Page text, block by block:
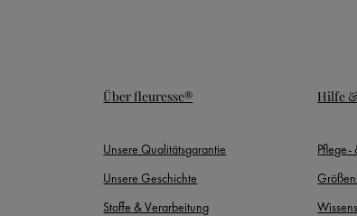
Über fleuresse®
Unsere Qualitätsgarantie
Unsere Geschichte
Stoffe & Verarbeitung
Hilfe
Pflege-